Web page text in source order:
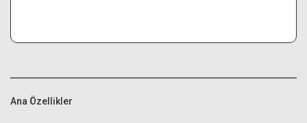
Ana Özellikler